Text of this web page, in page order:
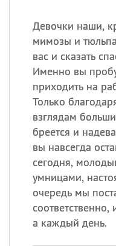
Девочки наши,
мимозы и
вас и сказать
Именно вы
приходить на
Только
взглядам
бреется и
вы навсегда
сегодня,
умницами,
очередь мы
соответственно,
а каждый день.